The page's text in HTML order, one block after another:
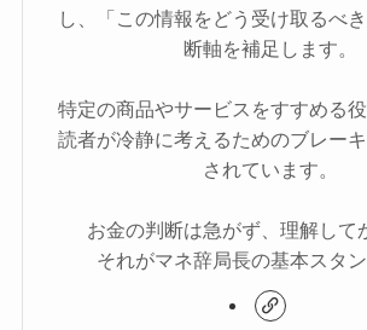
し、「この情報をどう受け取るべ
断軸を補足します。
特定の商品やサービスをすすめる役
読者が冷静に考えるためのブレー
されています。
お金の判断は急がず、理解して
それがマネ辞局長の基本スタン